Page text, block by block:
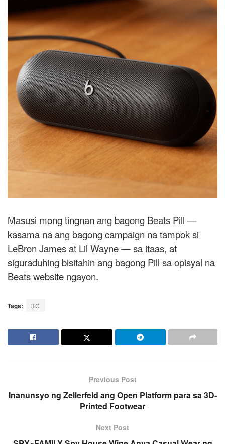
Masusi mong tingnan ang bagong Beats Pill —
kasama na ang bagong campaign na tampok si
LeBron James at Lil Wayne — sa itaas, at
siguraduhing bisitahin ang bagong Pill sa opisyal na
Beats website ngayon.
Tags: 3C
Previous Post
Inanunsyo ng Zellerfeld ang Open Platform para sa 3D-
Printed Footwear
Next Post